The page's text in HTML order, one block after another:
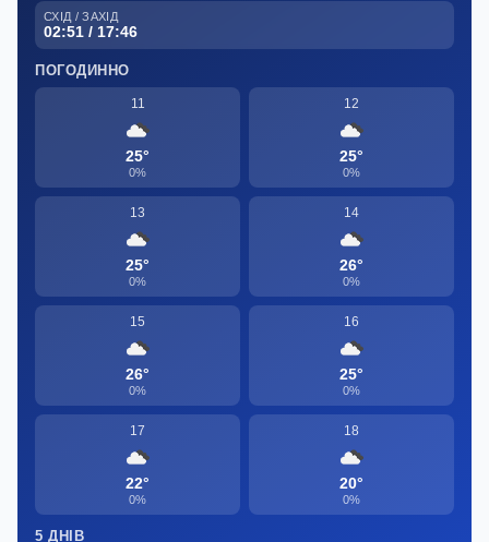
СХІД / ЗАХІД
02:51 / 17:46
ПОГОДИННО
11
25°
0%
12
25°
0%
13
25°
0%
14
26°
0%
15
26°
0%
16
25°
0%
17
22°
0%
18
20°
0%
5 ДНІВ